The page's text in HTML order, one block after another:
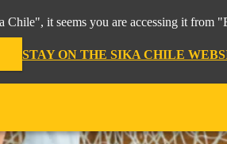
Chile", it seems you are accessing it from
STAY ON THE SIKA CHILE